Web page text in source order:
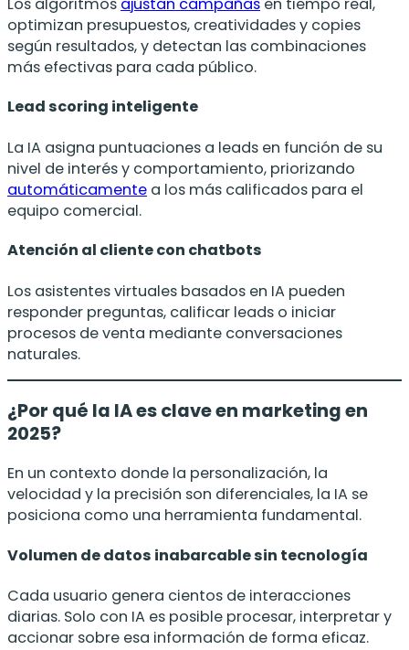
optimizan presupuestos, creatividades y copies
según resultados, y detectan las combinaciones
más efectivas para cada público.
Lead scoring inteligente
La IA asigna puntuaciones a leads en función de su
nivel de interés y comportamiento, priorizando
automáticamente a los más calificados para el
equipo comercial.
Atención al cliente con chatbots
Los asistentes virtuales basados en IA pueden
responder preguntas, calificar leads o iniciar
procesos de venta mediante conversaciones
naturales.
¿Por qué la IA es clave en marketing en
2025?
En un contexto donde la personalización, la
velocidad y la precisión son diferenciales, la IA se
posiciona como una herramienta fundamental.
Volumen de datos inabarcable sin tecnología
Cada usuario genera cientos de interacciones
diarias. Solo con IA es posible procesar, interpretar y
accionar sobre esa información de forma eficaz.